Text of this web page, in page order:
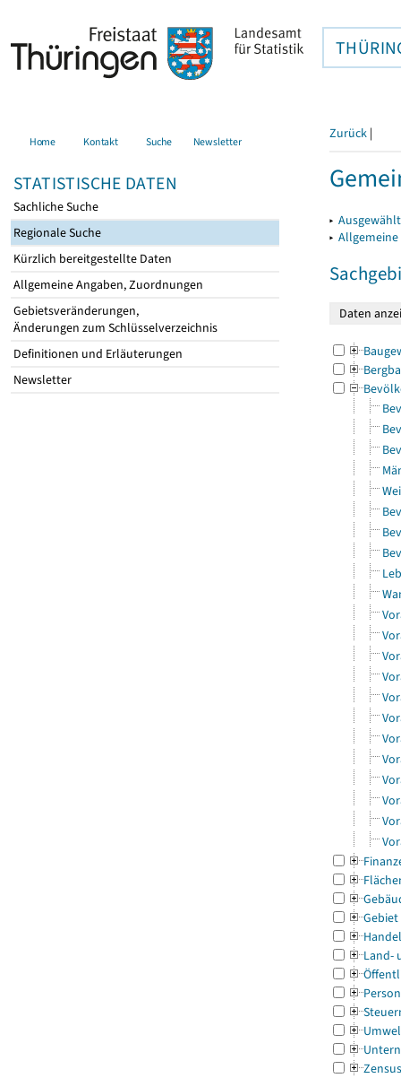
Home Kontakt Suche Newsletter
STATISTISCHE DATEN
Sachliche Suche
Regionale Suche
Kürzlich bereitgestellte Daten
Allgemeine Angaben, Zuordnungen
Gebietsveränderungen,
Änderungen zum Schlüsselverzeichnis
Definitionen und Erläuterungen
Newsletter
Zurück |
▸
▸
Gebiet
Land-
Zensus